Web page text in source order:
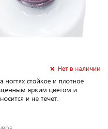
Нет в наличии
ногтях стойкое и плотное
ярким цветом и
и не течет.